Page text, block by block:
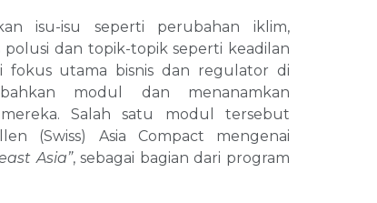
isu-isu seperti perubahan iklim,
polusi dan topik-topik seperti keadilan
fokus utama bisnis dan regulator di
modul dan menanamkan
Salah satu modul tersebut
(Swiss) Asia Compact mengenai
Asia”, sebagai bagian dari program